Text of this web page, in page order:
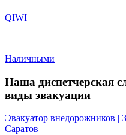
QIWI
Наличными
Наша диспетчерская
виды эвакуации
Эвакуатор внедорожников |
Саратов